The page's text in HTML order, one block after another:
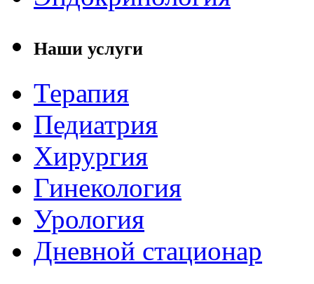
Наши услуги
Терапия
Педиатрия
Хирургия
Гинекология
Урология
Дневной стационар